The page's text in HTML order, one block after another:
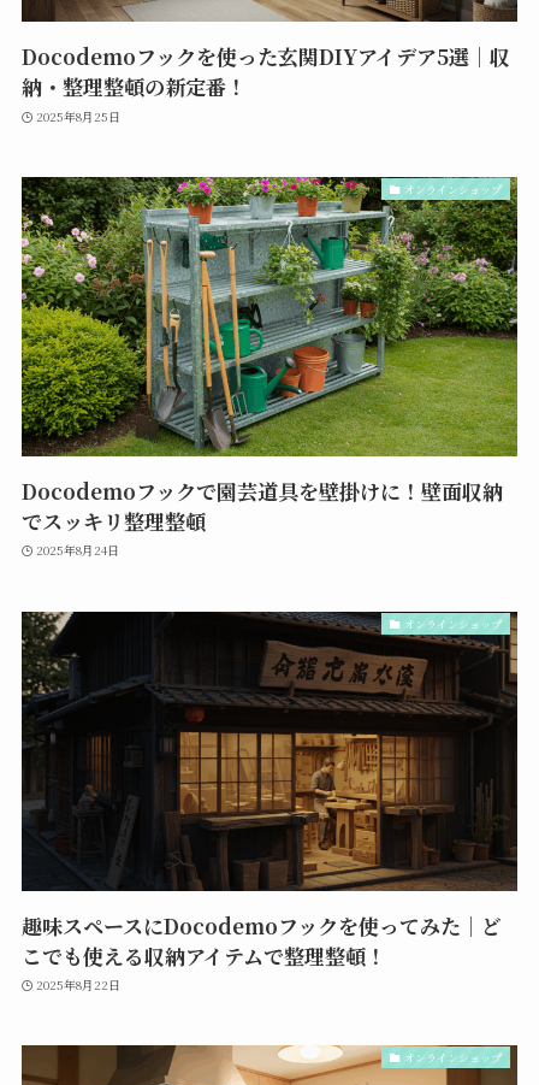
Docodemoフックを使った玄関DIYアイデア5選｜収
納・整理整頓の新定番！
2025年8月25日
オンラインショップ
Docodemoフックで園芸道具を壁掛けに！壁面収納
でスッキリ整理整頓
2025年8月24日
オンラインショップ
趣味スペースにDocodemoフックを使ってみた｜ど
こでも使える収納アイテムで整理整頓！
2025年8月22日
オンラインショップ